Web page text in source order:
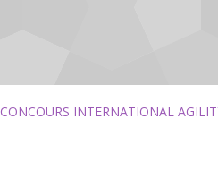
CONCOURS INTERNATIONAL